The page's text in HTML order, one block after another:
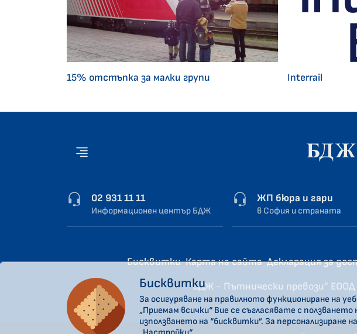
15% отстъпка за малки групи Interrail
02 931 11 11
Информационен център БДЖ
ЖП бюра и гари
в София и страната
Бисквитки Карта на сайта Декларация за
“БДЖ - Пътнически превози” ЕООД
Бисквитки
За осигуряване на правилното функциониране на
„Приемам всички“ Вие се съгласявате с
използването на “бисквитки”. За